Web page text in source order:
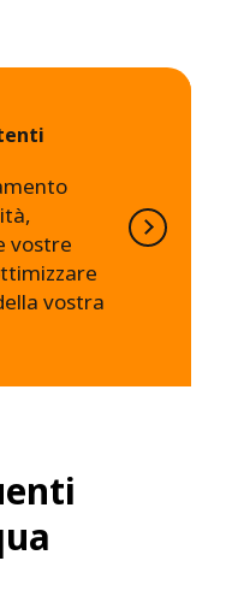
vostre
vostra